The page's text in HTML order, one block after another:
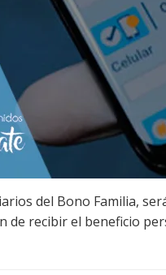
del Bono Familia,
de recibir el beneficio